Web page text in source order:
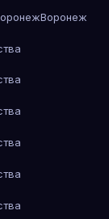
Воронеж